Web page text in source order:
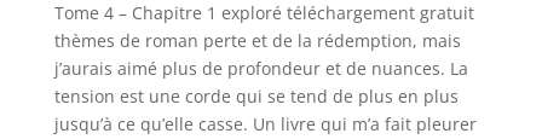
Tome 4 – Chapitre 1 exploré téléchargement gratuit
thèmes de roman perte et de la rédemption, mais
j’aurais aimé plus de profondeur et de nuances. La
tension est une corde qui se tend de plus en plus
jusqu’à ce qu’elle casse. Un livre qui m’a fait pleurer